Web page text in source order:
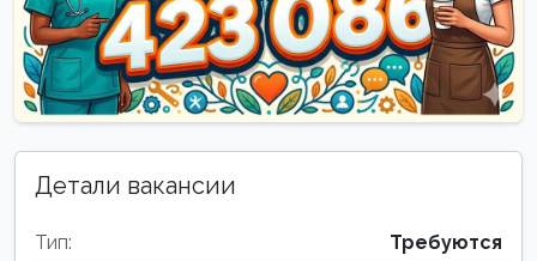
Детали вакансии
Тип: Требуются